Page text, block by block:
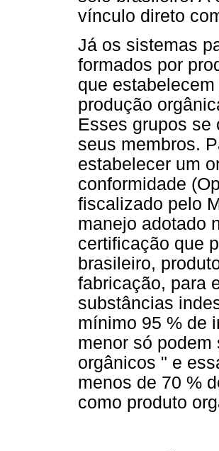
vínculo direto
Já os sistemas
formados por
que
produção
Esses grupos se
seus membros.
estabelecer um
conformidade
fiscalizado pelo
manejo adotado
certificação que
brasileiro,
fabricação, para
substâncias
mínimo 95 % de
menor só
orgânicos " e
menos de 70 %
como produto